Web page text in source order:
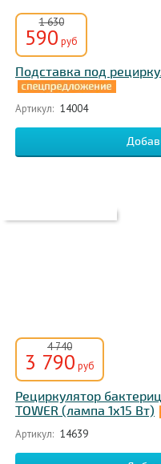
1 630
590 руб
Подставка под
Артикул: 14004
4 740
3 790 руб
Рециркулятор
TOWER (лампа 1х15 Вт)
Артикул: 14639